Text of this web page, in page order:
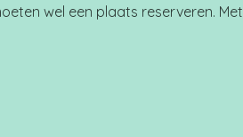
wel een plaats reserveren. Met